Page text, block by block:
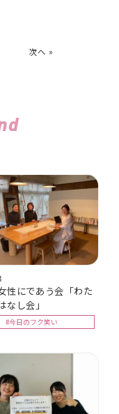
次へ »
性にであう会「わた
なし会」
#今日のフク笑い